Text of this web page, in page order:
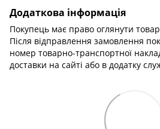
Додаткова інформація
Покупець має право оглянути
Після відправлення замовлення
номер товарно-транспортної
доставки на сайті або в додатку